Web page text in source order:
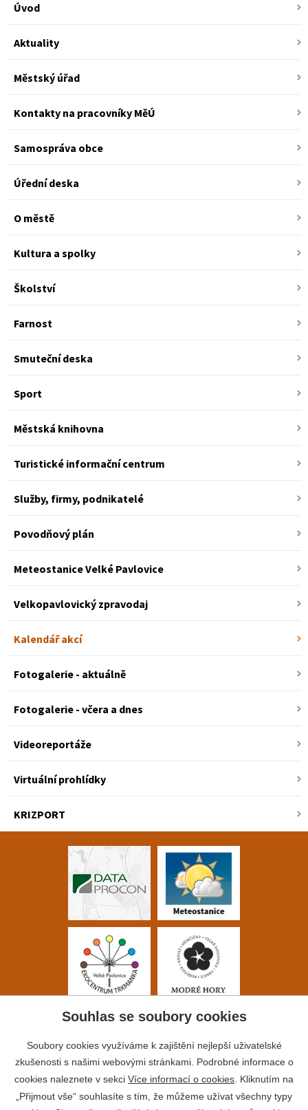
Úvod
Aktuality
Městský úřad
Kontakty na pracovníky MěÚ
Samospráva obce
Úřední deska
O městě
Kultura a spolky
Školství
Farnost
Smuteční deska
Sport
Městská knihovna
Turistické informační centrum
Služby, firmy, podnikatelé
Povodňový plán
Meteostanice Velké Pavlovice
Velkopavlovický zpravodaj
Kalendář akcí
Fotogalerie - aktuálně
Fotogalerie - včera a dnes
Videoreportáže
Virtuální prohlídky
KRIZPORT
Souhlas se soubory cookies
Soubory cookies využíváme k zajištění nejlepší uživatelské
zkušenosti s našimi webovými stránkami. Podrobné informace o
cookies naleznete v sekci Více informací o cookies . Kliknutím na
„Přijmout vše“ souhlasíte s tím, že můžeme užívat všechny typy